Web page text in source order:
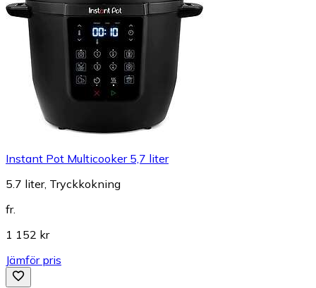
Instant Pot Multicooker 5,7 liter
5.7 liter, Tryckkokning
fr.
1 152 kr
Jämför pris